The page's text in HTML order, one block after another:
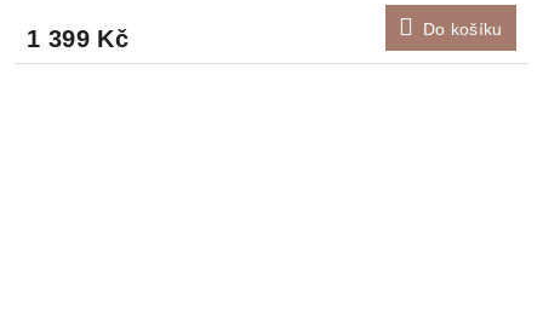
1 399 Kč Do košíku